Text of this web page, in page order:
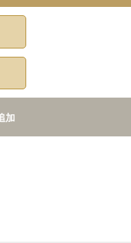
加